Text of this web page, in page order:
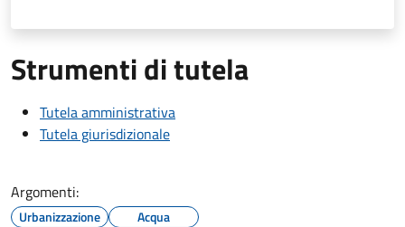
Strumenti di tutela
Tutela amministrativa
Tutela giurisdizionale
Argomenti:
Urbanizzazione Acqua